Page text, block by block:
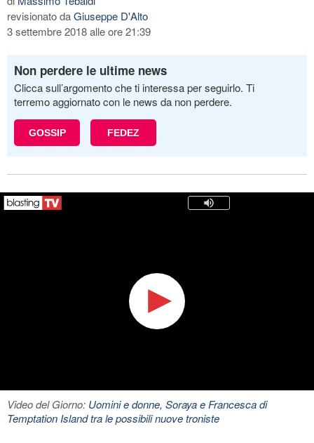
revisionato daGiuseppe D'Alto
3 settembre 2018 alle ore 21:39
Non perdere le ultime news
Clicca sull’argomento che ti interessa per seguirlo. Ti
terremo aggiornato con le news da non perdere.
GOSSIP FEDEZ
Video del Giorno: Uomini e donne, Soraya e Francesca di
Temptation Island tra le possibili nuove troniste